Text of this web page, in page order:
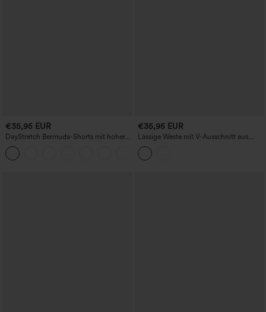
€35,95 EUR
DayStretch Bermuda-Shorts mit hoher
Taille, lockerem Work-Baggy-Schnitt, 7''
mit Taschen
€35,95 EUR
Lässige Weste mit V-Ausschnitt aus
Leinenmischung